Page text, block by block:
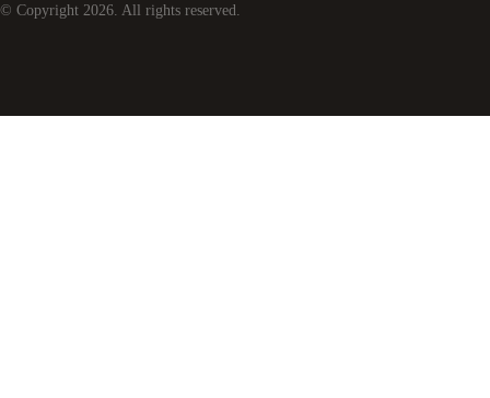
© Copyright 2026 . All rights reserved.